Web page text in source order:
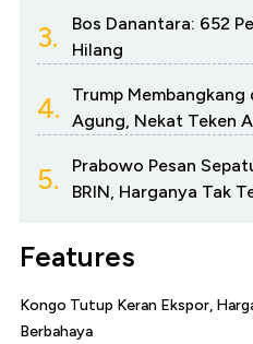
3.
Bos Danantara: 652
Hilang
4.
Trump Membangkang
Agung, Nekat Teken
5.
Prabowo Pesan
BRIN, Harganya Tak
Features
Kongo Tutup Keran Ekspor,
Berbahaya